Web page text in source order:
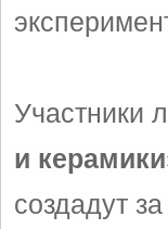
Участники
и
создадут